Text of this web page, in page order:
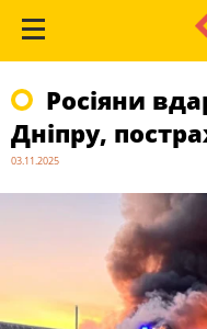
Росіяни
Дніпру,
03.11.2025